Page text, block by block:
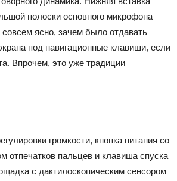
полоски основного микрофона
совсем ясно, зачем было отдавать
под навигационные клавиши, если
Впрочем, это уже традиции
громкости, кнопка питания со
отпечатков пальцев и клавиша спуска
с дактилоскопическим сенсором